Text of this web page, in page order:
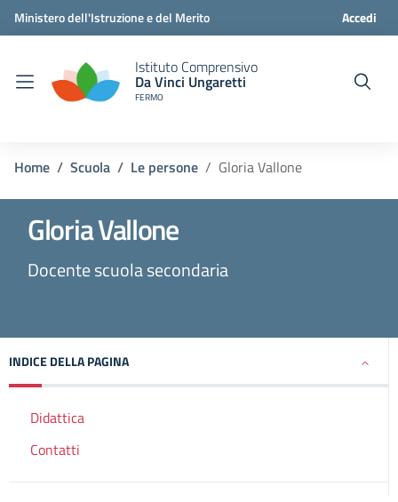
Ministero dell'Istruzione e del Merito Accedi
Istituto Comprensivo
Da Vinci Ungaretti
FERMO
Home Scuola Le persone Gloria Vallone
Gloria Vallone
Docente scuola secondaria
INDICE DELLA PAGINA
Didattica
Contatti